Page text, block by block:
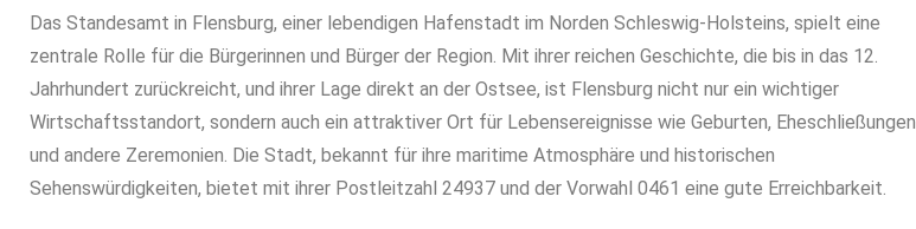
Das Standesamt in Flensburg, einer lebendigen Hafenstadt im Norden Schleswig-Holsteins, spielt eine
zentrale Rolle für die Bürgerinnen und Bürger der Region. Mit ihrer reichen Geschichte, die bis in das 12.
Jahrhundert zurückreicht, und ihrer Lage direkt an der Ostsee, ist Flensburg nicht nur ein wichtiger
Wirtschaftsstandort, sondern auch ein attraktiver Ort für Lebensereignisse wie Geburten, Eheschließungen
und andere Zeremonien. Die Stadt, bekannt für ihre maritime Atmosphäre und historischen
Sehenswürdigkeiten, bietet mit ihrer Postleitzahl 24937 und der Vorwahl 0461 eine gute Erreichbarkeit.